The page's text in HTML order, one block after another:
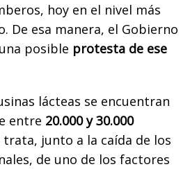
hoy en el nivel más
De esa manera, el Gobierno
posible protesta de ese
lácteas se encuentran
entre 20.000 y 30.000
trata, junto a la caída de los
de uno de los factores